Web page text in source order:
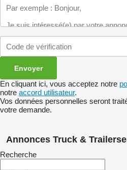
En cliquant ici, vous acceptez notre
notre accord utilisateur.
Vos données personnelles seront
votre demande.
Annonces Truck &
Recherche